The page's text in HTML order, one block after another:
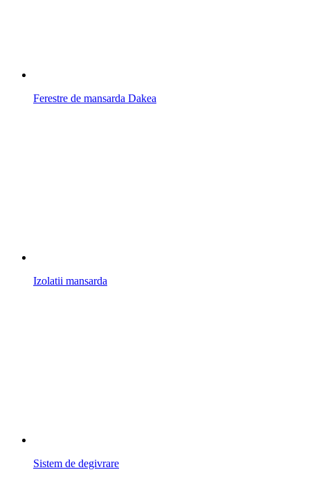
Ferestre de mansarda Dakea
Izolatii mansarda
Sistem de degivrare